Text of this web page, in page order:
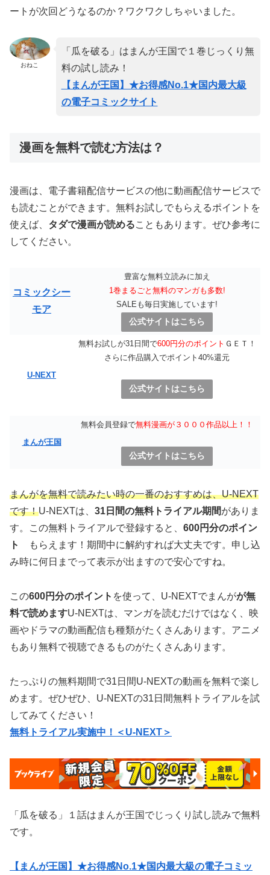
ートが次回どうなるのか？ワクワクしちゃいました。
おねこ
「瓜を破る」はまんが王国で１巻じっくり無
料の試し読み！
【まんが王国】★お得感No.1★国内最大級
の電子コミックサイト
漫画を無料で読む方法は？
漫画は、電子書籍配信サービスの他に動画配信サービスで
も読むことができます。無料お試しでもらえるポイントを
使えば、 タダで漫画が読めることもあります。ぜひ参考に
してください。
コミックシー
モア
豊富な無料立読みに加え
1巻まるごと無料のマンガも多数!
SALEも毎日実施しています!
公式サイトはこちら
U-NEXT
無料お試しが31日間で600円分のポイント ＧＥＴ！
さらに作品購入でポイント40%還元
公式サイトはこちら
まんが王国
無料会員登録で無料漫画が３０００作品以上！！
公式サイトはこちら
まんがを無料で読みたい時の一番のおすすめは、U-NEXT
です！U-NEXTは、 31日間の無料トライアル期間がありま
す。この無料トライアルで登録すると、 600円分のポイン
ト
もらえます！期間中に解約すれば大丈夫です。申し込
み時に何日までって表示が出ますので安心ですね。
この600円分のポイント を使って、U-NEXTでまんがが無
料で読めますU-NEXTは、マンガを読むだけではなく、映
画やドラマの動画配信も種類がたくさんあります。アニメ
もあり無料で視聴できるものがたくさんあります。
たっぷりの無料期間で31日間U-NEXTの動画を無料で楽し
めます。ぜひぜひ、U-NEXTの31日間無料トライアルを試
してみてください！
無料トライアル実施中！＜U-NEXT＞
「瓜を破る」１話はまんが王国でじっくり試し読みで無料
です。
【まんが王国】★お得感No.1★国内最大級の電子コミッ